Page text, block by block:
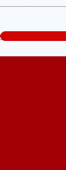
Tổng đài tư vấn